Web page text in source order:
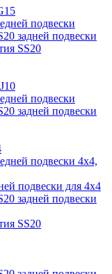
подвески
задней подвески
SS20
подвески
задней подвески
подвески 4х4,
подвески для 4х4
задней подвески
SS20